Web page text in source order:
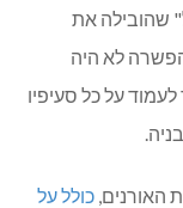
שהובילה את
לא היה
על כל סעיפיו
האורנים, כולל על